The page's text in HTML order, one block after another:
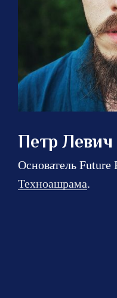
Петр Левич
Основатель
Техноашрама.